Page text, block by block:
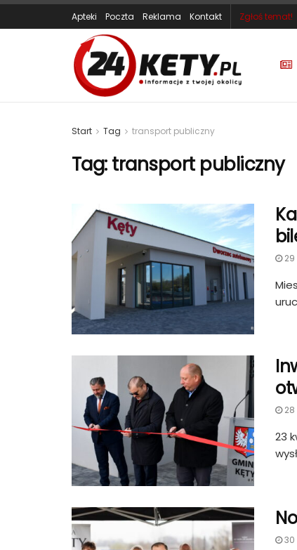
Apteki Poczta Reklama Kontakt Zgłoś temat!
Start Tag transport publiczny
Tag:transport publiczny
29
28
23
30